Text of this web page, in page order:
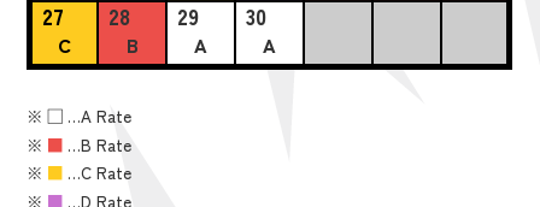
27
C
28
B
29
A
30
A
※■ …A Rate
※ ■ …B Rate
※ ■ …C Rate
※ ■ …D Rate